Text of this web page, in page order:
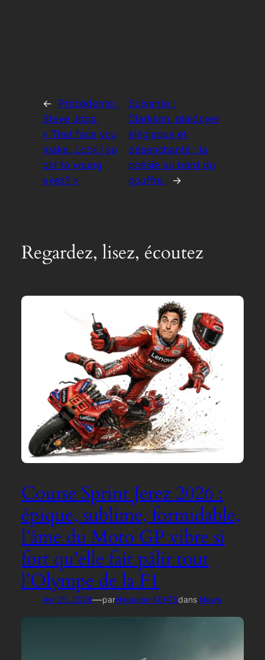
←
Précédente :
Steve Jobs,
« That face you
make. Look I so
old to young
eyes? »
Suivante :
Clarkson, plaidoyer
élégiaque et
désenchanté : la
poésie au bord du
gouffre.
→
Regardez, lisez, écoutez
Course Sprint Jerez 2026 :
épique, sublime, formidable,
l’âme du Moto GP vibre si
fort qu’elle fait pâlir tout
l’Olympe de la F1
Avr 25, 2026—parHyperion KEATSdans News